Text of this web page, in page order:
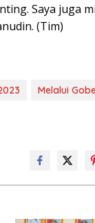
Saya juga
(Tim)
Melalui